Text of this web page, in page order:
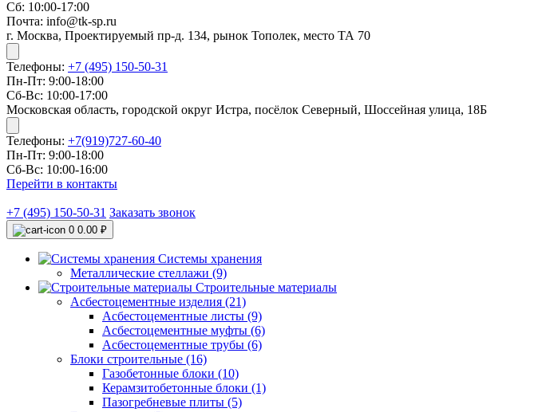
Сб: 10:00-17:00
Почта: info@tk-sp.ru
г. Москва, Проектируемый пр-д. 134, рынок Тополек, место ТА 70
Телефоны: +7 (495) 150-50-31
Пн-Пт: 9:00-18:00
Сб-Вс: 10:00-17:00
Московская область, городской округ Истра, посёлок Северный, Шоссейная улица, 18Б
Телефоны: +7(919)727-60-40
Пн-Пт: 9:00-18:00
Сб-Вс: 10:00-16:00
Перейти в контакты
+7 (495) 150-50-31 Заказать звонок
0 0.00 ₽
Системы хранения
Металлические стеллажи (9)
Строительные материалы
Асбестоцементные изделия (21)
Асбестоцементные листы (9)
Асбестоцементные муфты (6)
Асбестоцементные трубы (6)
Блоки строительные (16)
Газобетонные блоки (10)
Керамзитобетонные блоки (1)
Пазогребневые плиты (5)